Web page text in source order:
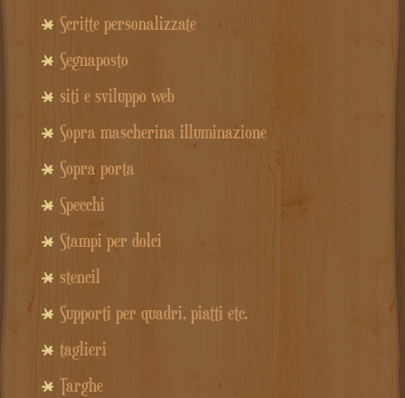
Scritte personalizzate
Segnaposto
siti e sviluppo web
Sopra mascherina illuminazione
Sopra porta
Specchi
Stampi per dolci
stencil
Supporti per quadri, piatti etc.
taglieri
Targhe